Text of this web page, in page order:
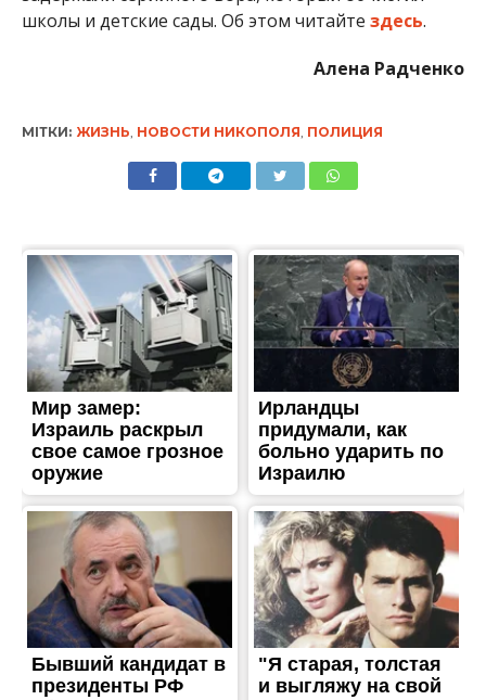
За сутки в Украине
подтвердили почти 12
тысяч случаев COVID-19
Опубліковано13.11.2020